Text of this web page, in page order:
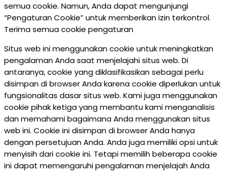
semua cookie. Namun, Anda dapat mengunjungi
“Pengaturan Cookie” untuk memberikan izin terkontrol.
Terima semua cookie pengaturan
Situs web ini menggunakan cookie untuk meningkatkan
pengalaman Anda saat menjelajahi situs web. Di
antaranya, cookie yang diklasifikasikan sebagai perlu
disimpan di browser Anda karena cookie diperlukan untuk
fungsionalitas dasar situs web. Kami juga menggunakan
cookie pihak ketiga yang membantu kami menganalisis
dan memahami bagaimana Anda menggunakan situs
web ini. Cookie ini disimpan di browser Anda hanya
dengan persetujuan Anda. Anda juga memiliki opsi untuk
menyisih dari cookie ini. Tetapi memilih beberapa cookie
ini dapat memengaruhi pengalaman menjelajah Anda